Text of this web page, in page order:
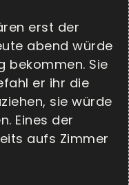
erst der
abend würde
bekommen. Sie
er ihr die
sie würde
Eines der
aufs Zimmer